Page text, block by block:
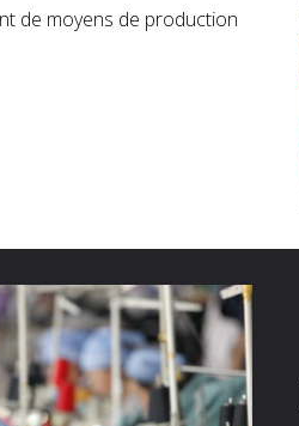
de moyens de production